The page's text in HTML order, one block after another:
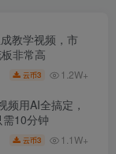
教学视频，市
非常高
云币3 1.2W+
频用AI全搞定，
10分钟
云币3 1.1W+